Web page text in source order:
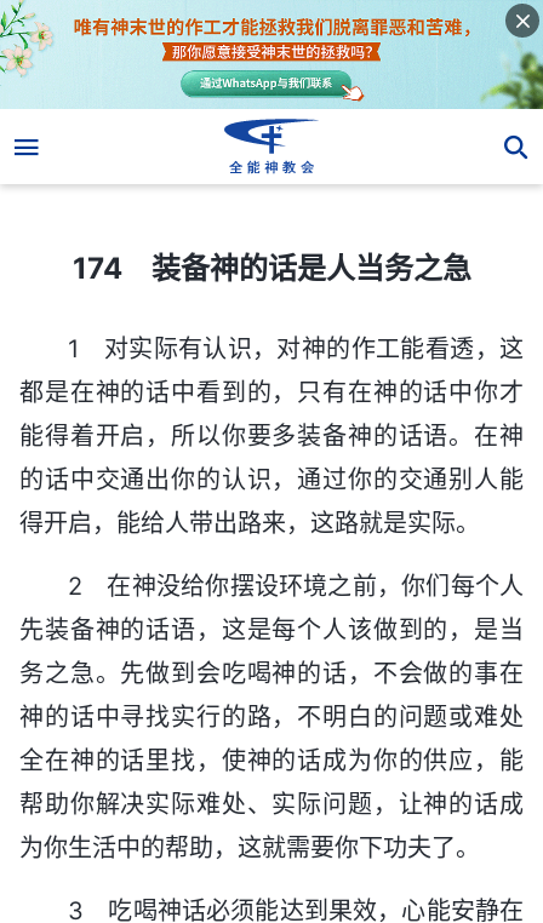
174 装备神的话是人当务之急
174 装备神的话是人当务之急
1 对实际有认识，对神的作工能看透，这
都是在神的话中看到的，只有在神的话中你才
能得着开启，所以你要多装备神的话语。在神
的话中交通出你的认识，通过你的交通别人能
得开启，能给人带出路来，这路就是实际。
2 在神没给你摆设环境之前，你们每个人
先装备神的话语，这是每个人该做到的，是当
务之急。先做到会吃喝神的话，不会做的事在
神的话中寻找实行的路，不明白的问题或难处
全在神的话里找，使神的话成为你的供应，能
帮助你解决实际难处、实际问题，让神的话成
为你生活中的帮助，这就需要你下功夫了。
3 吃喝神话必须能达到果效，心能安静在